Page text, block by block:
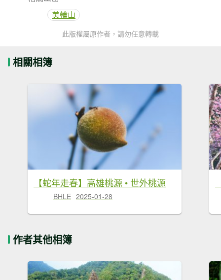
美輪山
此版權屬原作者，請勿任意轉載
相關相簿
【蛇年走春】高雄桃源 • 世外桃源
BHLE 2025-01-28
作者其他相簿